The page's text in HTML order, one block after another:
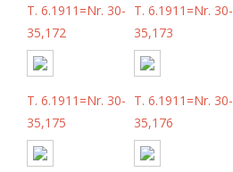
T. 6.1911=Nr. 30-
35,172
T. 6.1911=Nr. 30-
35,173
T. 6.1911=Nr. 30-
35,175
T. 6.1911=Nr. 30-
35,176